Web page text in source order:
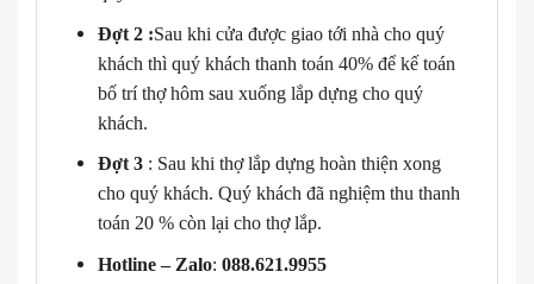
Đợt 2 :Sau khi cửa được giao tới nhà cho quý
khách thì quý khách thanh toán 40% để kế toán
bố trí thợ hôm sau xuống lắp dựng cho quý
khách.
Đợt 3: Sau khi thợ lắp dựng hoàn thiện xong
cho quý khách. Quý khách đã nghiệm thu thanh
toán 20 % còn lại cho thợ lắp.
Hotline – Zalo: 088.621.9955